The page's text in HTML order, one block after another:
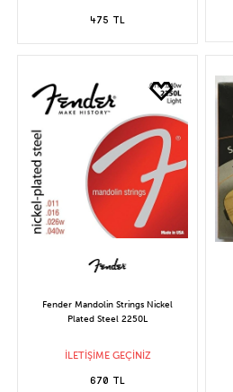
475 TL
Fender Mandolin Strings Nickel
Plated Steel 2250L
İLETİŞİME GEÇİNİZ
670 TL